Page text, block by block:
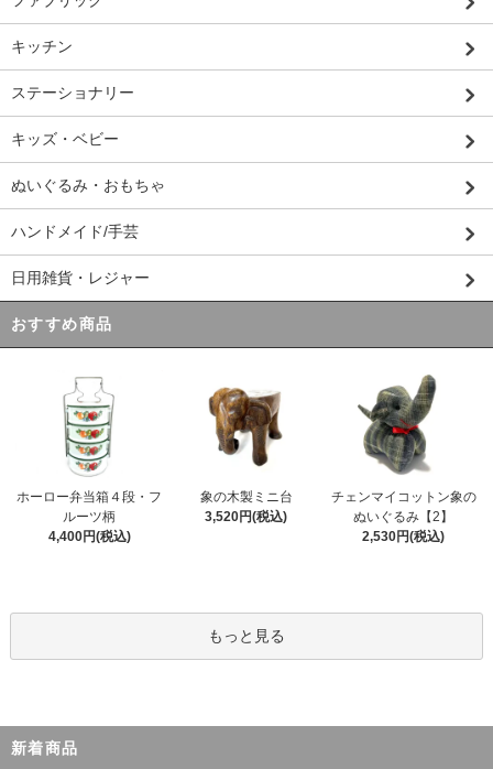
キッチン
ステーショナリー
キッズ・ベビー
ぬいぐるみ・おもちゃ
ハンドメイド/手芸
日用雑貨・レジャー
おすすめ商品
ホーロー弁当箱４段・フ
ルーツ柄
4,400円(税込)
象の木製ミニ台
3,520円(税込)
チェンマイコットン象の
ぬいぐるみ【2】
2,530円(税込)
もっと見る
新着商品